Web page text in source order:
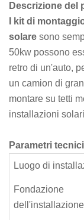
Descrizione del
I kit di
solare sono
50kw possono
retro di un'auto,
un camion di
montare su tetti
installazioni
Parametri tecnici
Luogo di
Fondazione
dell'installazione